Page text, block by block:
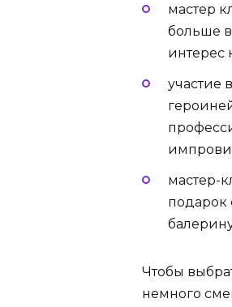
мастер
больше
интерес
участие
мастер-
подарок
Чтобы
немного